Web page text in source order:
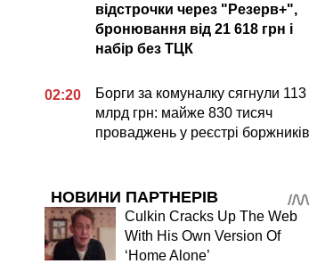
відстрочки через "Резерв+",
бронювання від 21 618 грн і
набір без ТЦК
02:20
Борги за комуналку сягнули 113
млрд грн: майже 830 тисяч
проваджень у реєстрі боржників
НОВИНИ ПАРТНЕРІВ
Culkin Cracks Up The Web
With His Own Version Of
‘Home Alone’